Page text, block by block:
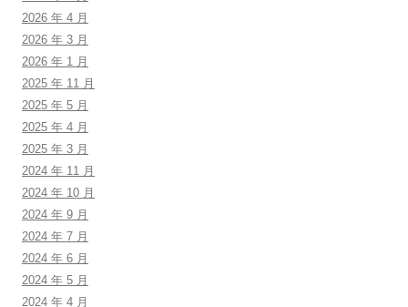
2026 年 4 月
2026 年 3 月
2026 年 1 月
2025 年 11 月
2025 年 5 月
2025 年 4 月
2025 年 3 月
2024 年 11 月
2024 年 10 月
2024 年 9 月
2024 年 7 月
2024 年 6 月
2024 年 5 月
2024 年 4 月